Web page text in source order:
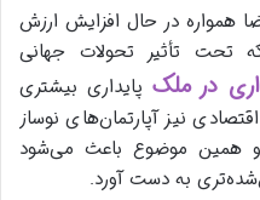
همواره در حال افزایش ارزش
تحت تأثیر تحولات جهانی
در ملکپایداری بیشتری
نیز آپارتمان‌های نوساز
همین موضوع باعث می‌شود
به دست آورد.